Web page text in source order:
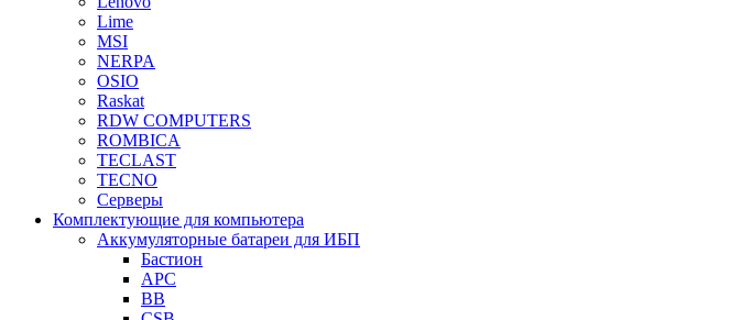
Lime
MSI
NERPA
OSIO
Raskat
RDW COMPUTERS
ROMBICA
TECLAST
TECNO
Серверы
Комплектующие для компьютера
Аккумуляторные батареи для ИБП
Бастион
APC
BB